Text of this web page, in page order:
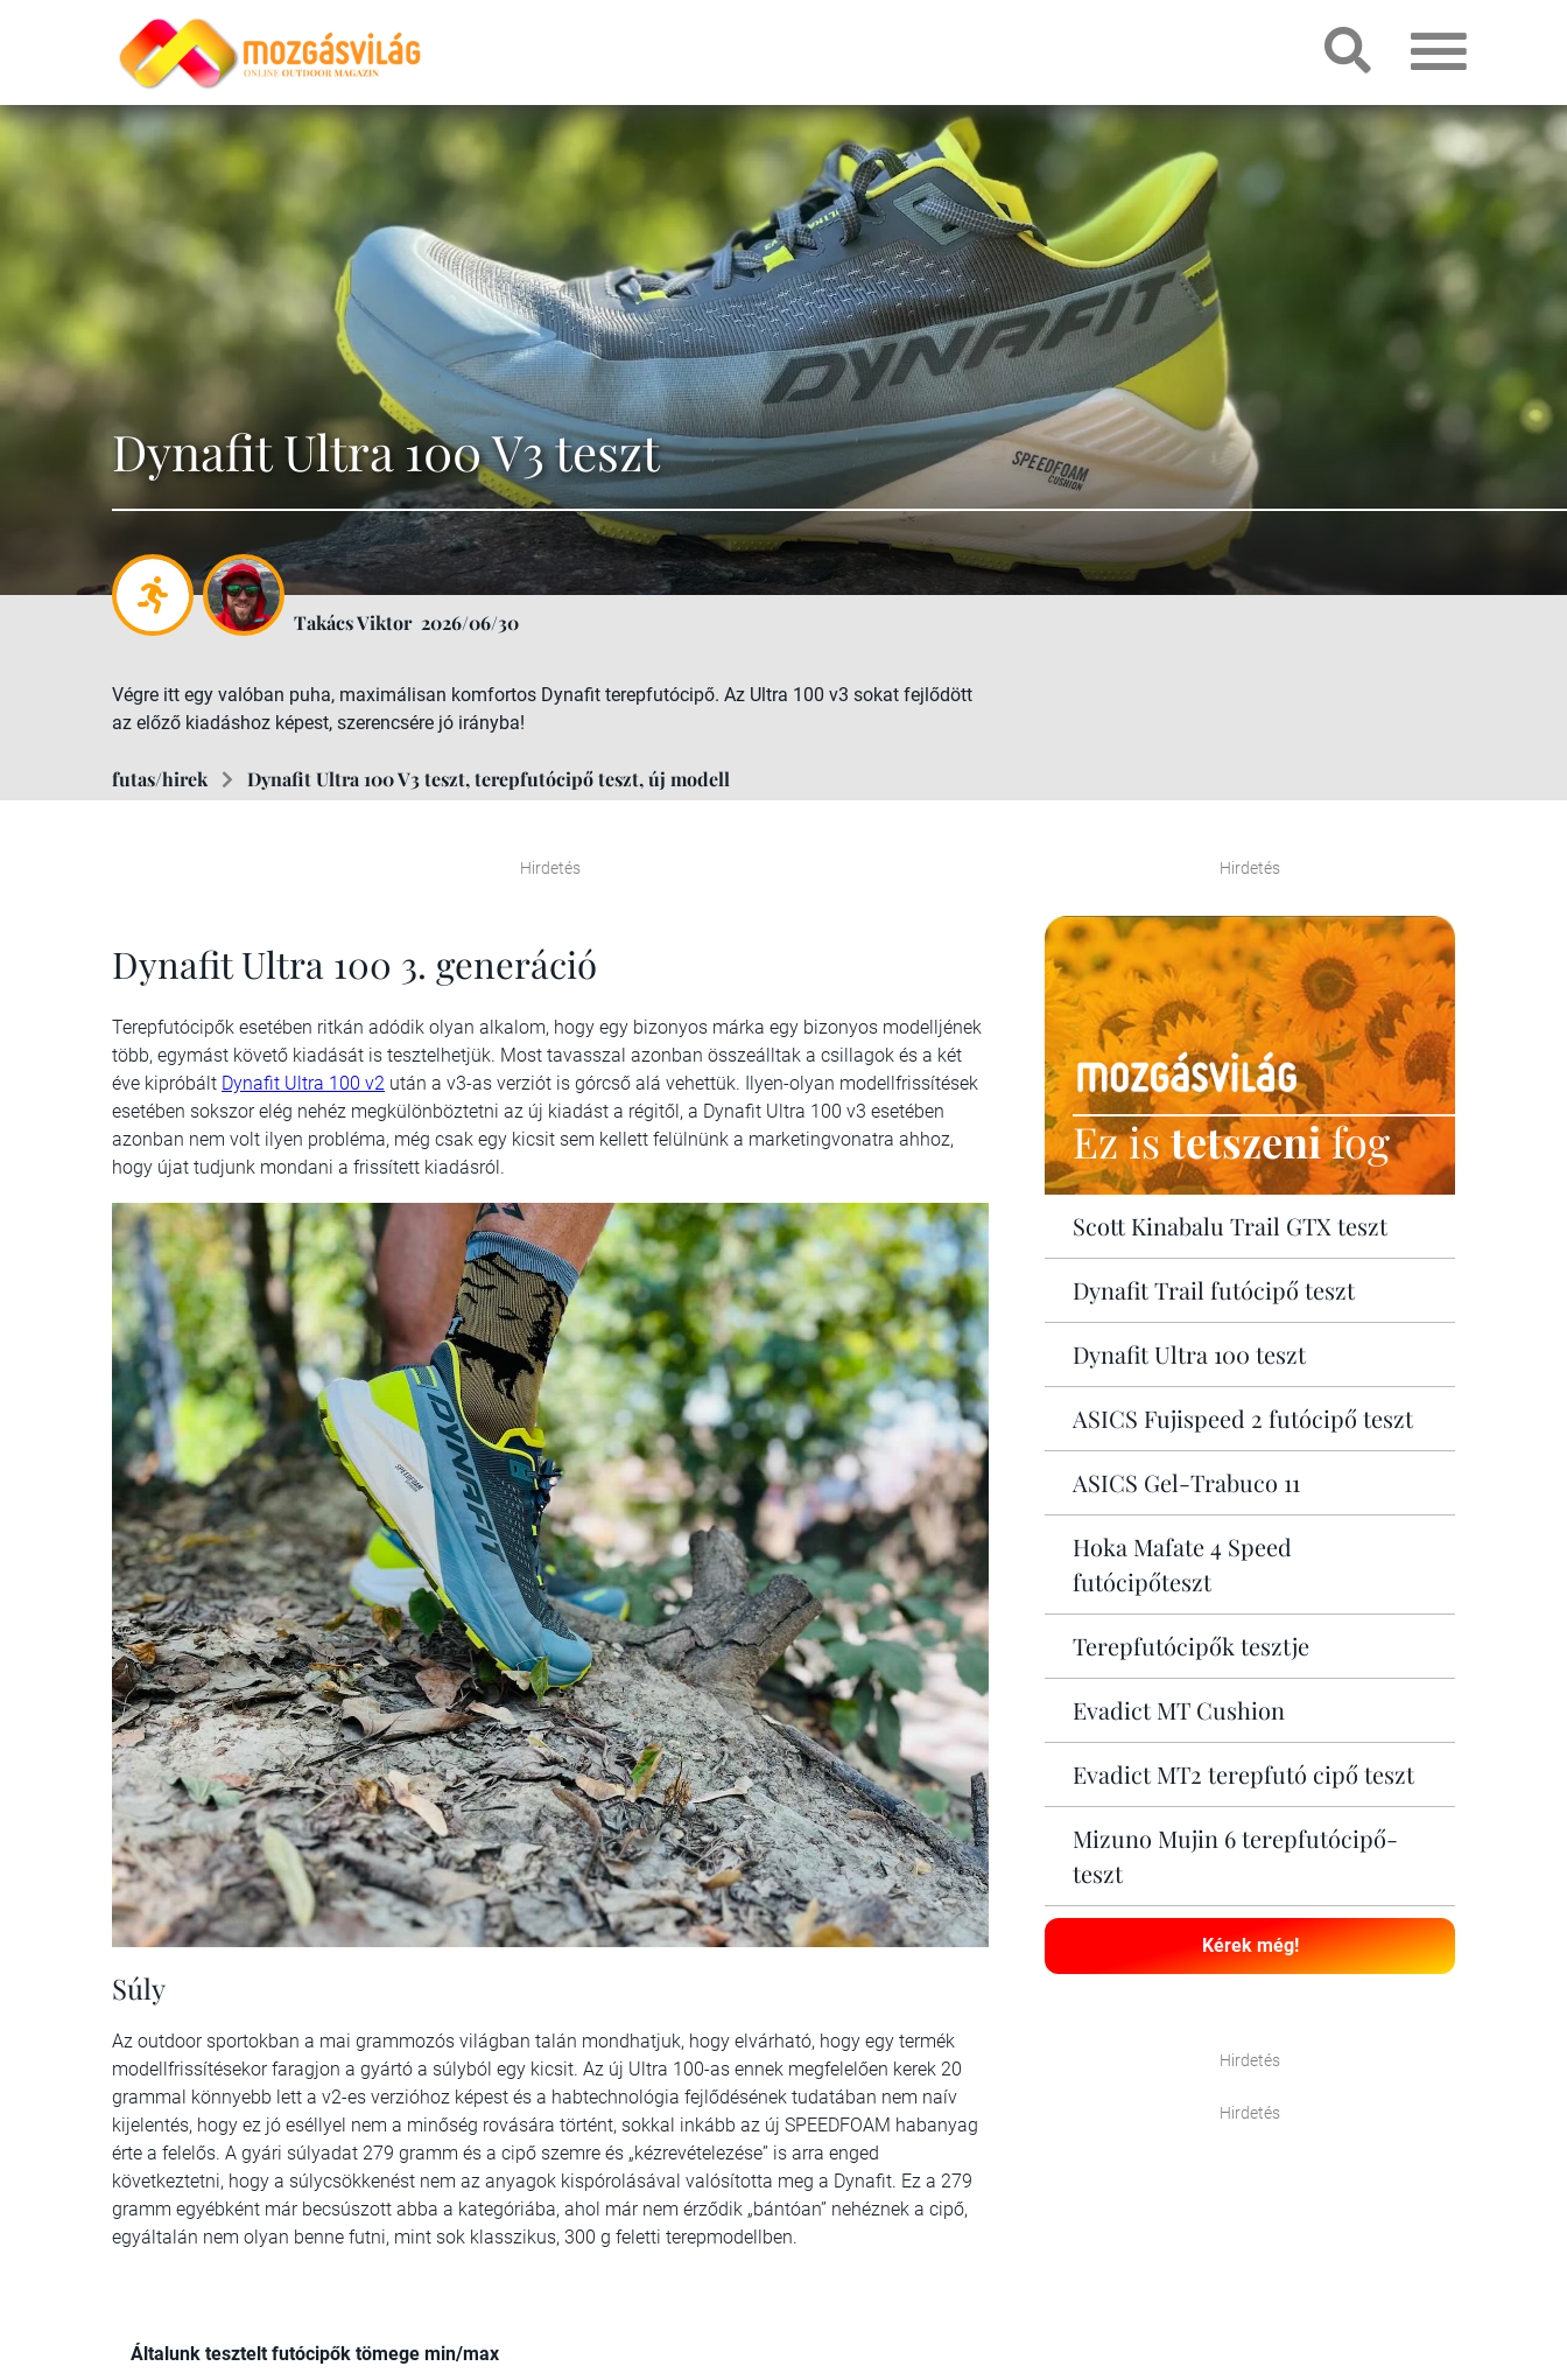
Dynafit Ultra 100 V3 teszt
Takács Viktor 2026/06/30
Végre itt egy valóban puha, maximálisan komfortos Dynafit terepfutócipő. Az Ultra 100 v3 sokat fejlődött
az előző kiadáshoz képest, szerencsére jó irányba!
futas/hirek Dynafit Ultra 100 V3 teszt, terepfutócipő teszt, új modell
Hirdetés
Dynafit Ultra 100 3. generáció
Terepfutócipők esetében ritkán adódik olyan alkalom, hogy egy bizonyos márka egy bizonyos modelljének
több, egymást követő kiadását is tesztelhetjük. Most tavasszal azonban összeálltak a csillagok és a két
éve kipróbált Dynafit Ultra 100 v2 után a v3-as verziót is górcső alá vehettük. Ilyen-olyan modellfrissítések
esetében sokszor elég nehéz megkülönböztetni az új kiadást a régitől, a Dynafit Ultra 100 v3 esetében
azonban nem volt ilyen probléma, még csak egy kicsit sem kellett felülnünk a marketingvonatra ahhoz,
hogy újat tudjunk mondani a frissített kiadásról.
Súly
Az outdoor sportokban a mai grammozós világban talán mondhatjuk, hogy elvárható, hogy egy termék
modellfrissítésekor faragjon a gyártó a súlyból egy kicsit. Az új Ultra 100-as ennek megfelelően kerek 20
grammal könnyebb lett a v2-es verzióhoz képest és a habtechnológia fejlődésének tudatában nem naív
kijelentés, hogy ez jó eséllyel nem a minőség rovására történt, sokkal inkább az új SPEEDFOAM habanyag
érte a felelős. A gyári súlyadat 279 gramm és a cipő szemre és „kézrevételezése” is arra enged
következtetni, hogy a súlycsökkenést nem az anyagok kispórolásával valósította meg a Dynafit. Ez a 279
gramm egyébként már becsúszott abba a kategóriába, ahol már nem érződik „bántóan” nehéznek a cipő,
egyáltalán nem olyan benne futni, mint sok klasszikus, 300 g feletti terepmodellben.
Általunk tesztelt futócipők tömege min/max
Hirdetés
Ez istetszenifog
Scott Kinabalu Trail GTX teszt
Dynafit Trail futócipő teszt
Dynafit Ultra 100 teszt
ASICS Fujispeed 2 futócipő teszt
ASICS Gel-Trabuco 11
Hoka Mafate 4 Speed
futócipőteszt
Terepfutócipők tesztje
Evadict MT Cushion
Evadict MT2 terepfutó cipő teszt
Mizuno Mujin 6 terepfutócipő-
teszt
Kérek még!
Hirdetés
Hirdetés